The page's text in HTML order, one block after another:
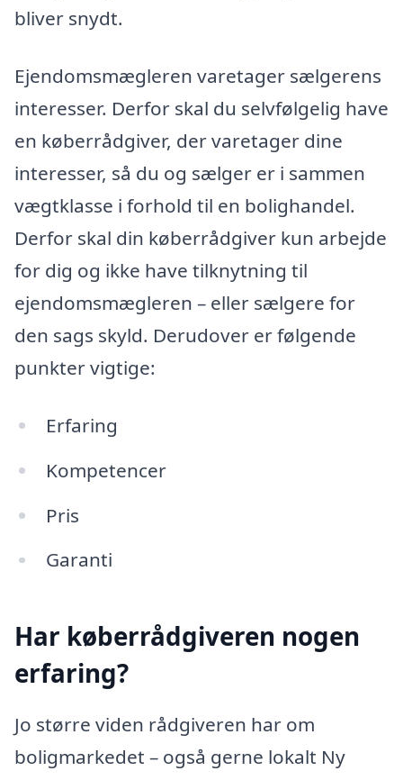
bliver snydt.
Ejendomsmægleren varetager sælgerens
interesser. Derfor skal du selvfølgelig have
en køberrådgiver, der varetager dine
interesser, så du og sælger er i sammen
vægtklasse i forhold til en bolighandel.
Derfor skal din køberrådgiver kun arbejde
for dig og ikke have tilknytning til
ejendomsmægleren – eller sælgere for
den sags skyld. Derudover er følgende
punkter vigtige:
Erfaring
Kompetencer
Pris
Garanti
Har køberrådgiveren nogen
erfaring?
Jo større viden rådgiveren har om
boligmarkedet – også gerne lokalt Ny